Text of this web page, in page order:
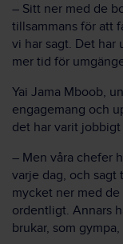
– Sitt ner med de
tillsammans för att
vi har sagt. Det har
mer tid för
Yai Jama Mboob,
engagemang och
det har varit
– Men våra chefer
varje dag, och sagt
mycket ner med
ordentligt. Annars
brukar, som